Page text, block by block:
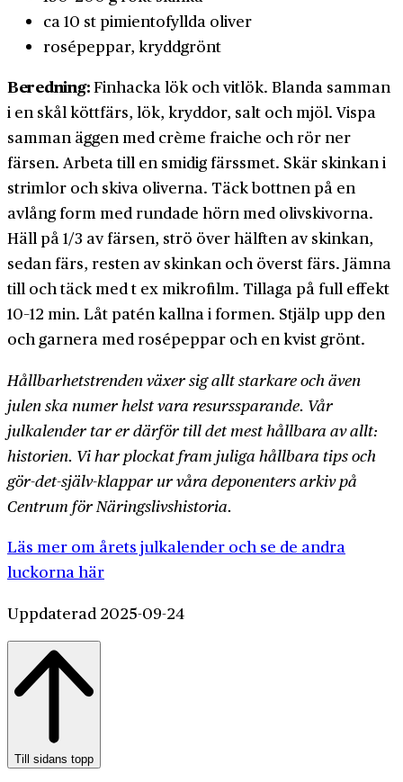
ca 10 st pimientofyllda oliver
rosépeppar, kryddgrönt
Beredning:Finhacka lök och vitlök. Blanda samman
i en skål köttfärs, lök, kryddor, salt och mjöl. Vispa
samman äggen med crème fraiche och rör ner
färsen. Arbeta till en smidig färssmet. Skär skinkan i
strimlor och skiva oliverna. Täck bottnen på en
avlång form med rundade hörn med olivskivorna.
Häll på 1/3 av färsen, strö över hälften av skinkan,
sedan färs, resten av skinkan och överst färs. Jämna
till och täck med t ex mikrofilm. Tillaga på full effekt
10–12 min. Låt patén kallna i formen. Stjälp upp den
och garnera med rosépeppar och en kvist grönt.
Hållbarhetstrenden växer sig allt starkare och även
julen ska numer helst vara resurssparande. Vår
julkalender tar er därför till det mest hållbara av allt:
historien. Vi har plockat fram juliga hållbara tips och
gör-det-själv-klappar ur våra deponenters arkiv på
Centrum för Näringslivshistoria.
Läs mer om årets julkalender och se de andra
luckorna här
Uppdaterad 2025-09-24
Till sidans topp